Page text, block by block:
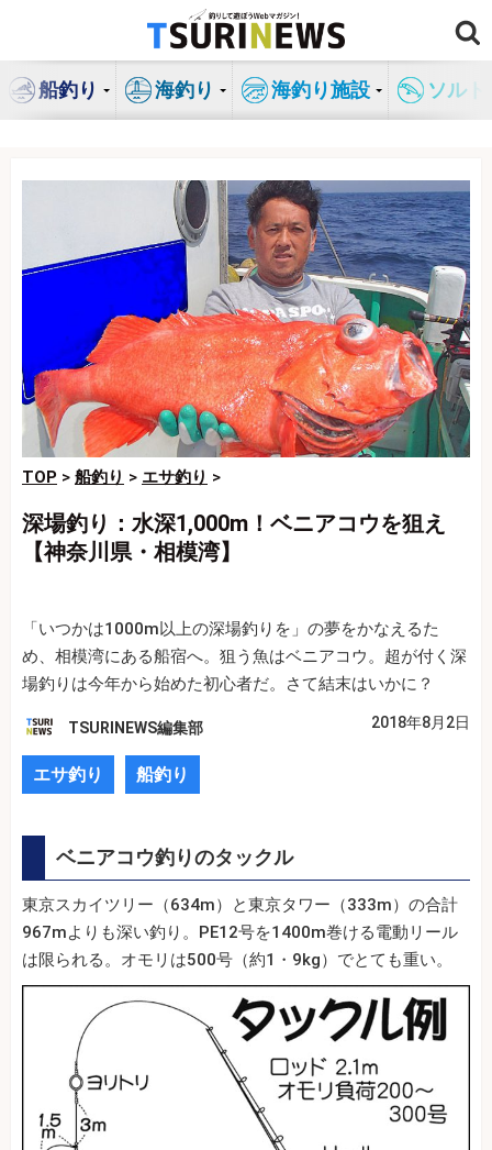
ン
船釣り 海釣り 海釣り施設 ソル
TOP > 船釣り > エサ釣り >
深場釣り：水深1,000m！ベニアコウを狙え
【神奈川県・相模湾】
「いつかは1000m以上の深場釣りを」の夢をかなえるた
め、相模湾にある船宿へ。狙う魚はベニアコウ。超が付く深
場釣りは今年から始めた初心者だ。さて結末はいかに？
TSURINEWS編集部 2018年8月2日
エサ釣り 船釣り
ベニアコウ釣りのタックル
東京スカイツリー（634m）と東京タワー（333m）の合計
967mよりも深い釣り。PE12号を1400m巻ける電動リール
は限られる。オモリは500号（約1・9kg）でとても重い。